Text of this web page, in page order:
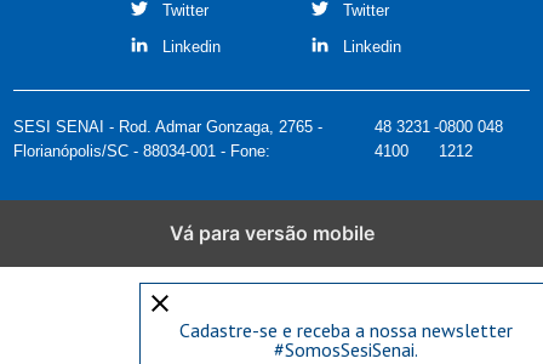
Twitter
Linkedin
Twitter
Linkedin
SESI SENAI - Rod. Admar Gonzaga, 2765 -
Florianópolis/SC - 88034-001 - Fone:
48 3231
4100
-0800 048
1212
Vá para versão mobile
close
Cadastre-se e receba a nossa newsletter
#SomosSesiSenai.